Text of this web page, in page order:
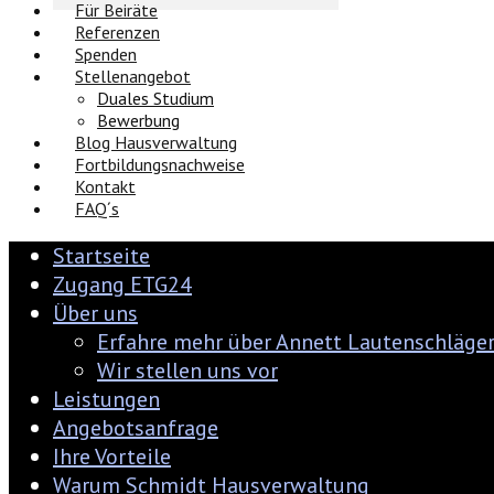
Für Beiräte
Referenzen
Spenden
Stellenangebot
Duales Studium
Bewerbung
Blog Hausverwaltung
Fortbildungsnachweise
Kontakt
FAQ´s
Startseite
Zugang ETG24
Über uns
Erfahre mehr über Annett Lautenschläger
Wir stellen uns vor
Leistungen
Angebotsanfrage
Ihre Vorteile
Warum Schmidt Hausverwaltung